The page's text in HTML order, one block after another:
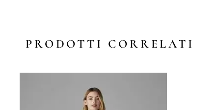
PRODOTTI CORRELATI